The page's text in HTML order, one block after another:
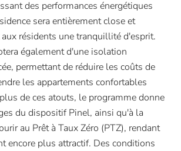
des performances énergétiques
sera entièrement close et
résidents une tranquillité d'esprit.
également d'une isolation
permettant de réduire les coûts de
les appartements confortables
de ces atouts, le programme donne
du dispositif Pinel, ainsi qu'à la
au Prêt à Taux Zéro (PTZ), rendant
encore plus attractif. Des conditions